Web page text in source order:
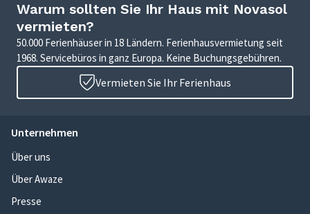
Warum sollten Sie Ihr Haus mit Novasol
vermieten?
50.000 Ferienhäuser in 18 Ländern. Ferienhausvermietung seit
1968. Servicebüros in ganz Europa. Keine Buchungsgebühren.
Vermieten Sie Ihr Ferienhaus
Unternehmen
Über uns
Über Awaze
Presse